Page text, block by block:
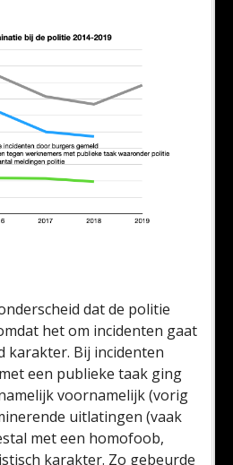
dat de politie
het om incidenten gaat
karakter. Bij incidenten
een publieke taak ging
voornamelijk (vorig
uitlatingen (vaak
met een homofoob,
karakter. Zo gebeurde